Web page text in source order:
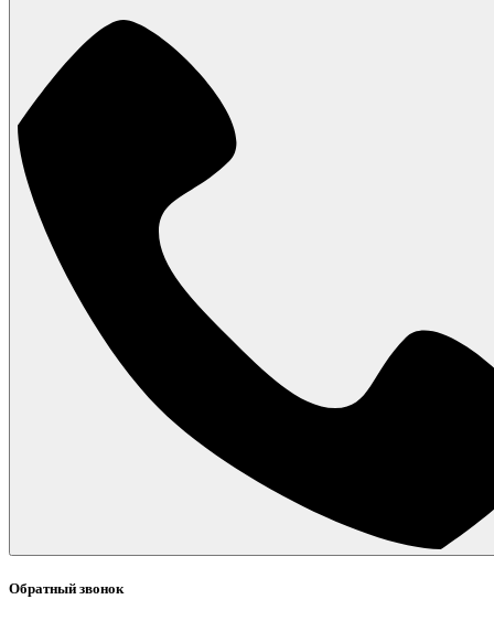
Обратный звонок